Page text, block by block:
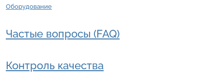
Оборудование
Частые вопросы (FAQ)
Контроль качества